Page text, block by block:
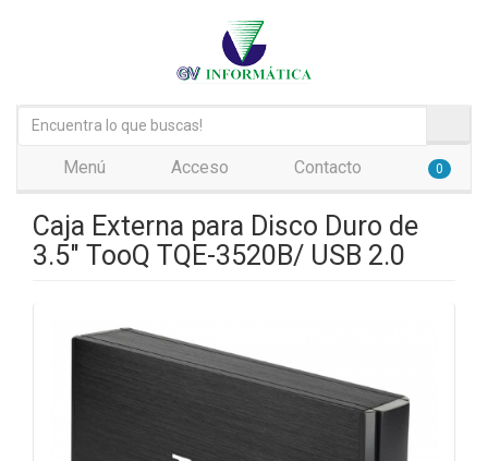
Menú Acceso Contacto 0
Caja Externa para Disco Duro de
3.5" TooQ TQE-3520B/ USB 2.0